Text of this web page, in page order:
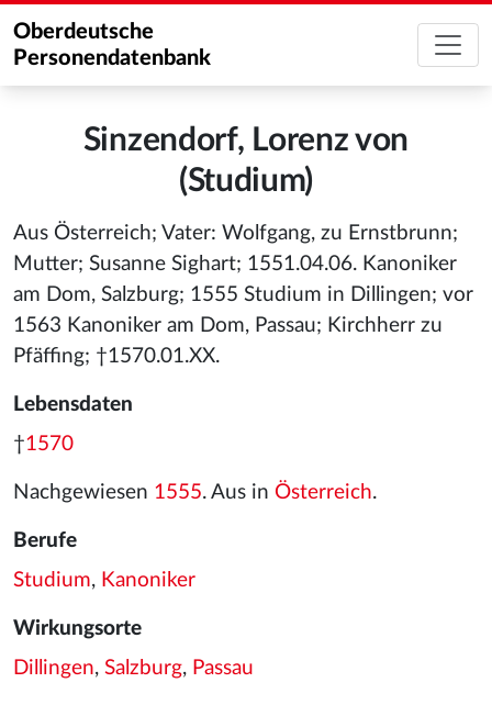
Oberdeutsche
Personendatenbank
Sinzendorf, Lorenz von
(Studium)
Aus Österreich; Vater: Wolfgang, zu Ernstbrunn;
Mutter; Susanne Sighart; 1551.04.06. Kanoniker
am Dom, Salzburg; 1555 Studium in Dillingen; vor
1563 Kanoniker am Dom, Passau; Kirchherr zu
Pfäffing; †1570.01.XX.
Lebensdaten
†1570
Nachgewiesen 1555. Aus in Österreich.
Berufe
Studium, Kanoniker
Wirkungsorte
Dillingen, Salzburg, Passau